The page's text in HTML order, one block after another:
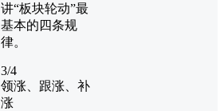
讲“板块轮动”最
基本的四条规
律。
3/4
领涨、跟涨、补
涨